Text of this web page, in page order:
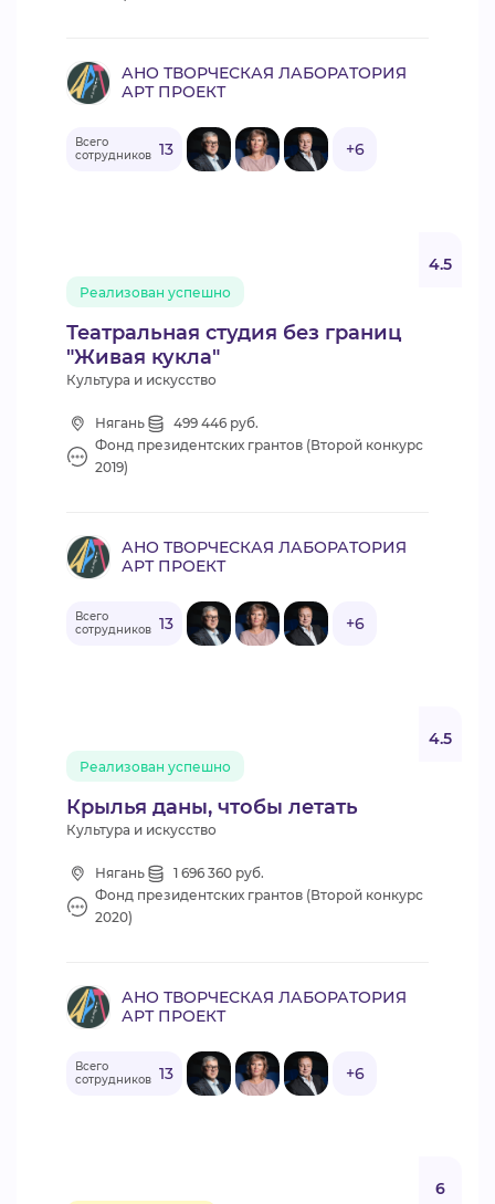
АНО ТВОРЧЕСКАЯ ЛАБОРАТОРИЯ
АРТ ПРОЕКТ
Всего
сотрудников 13 +6
Театральная студия без границ
"Живая кукла"
Реализован успешно
4.5
Культура и искусство
Нягань
499 446 руб.
Фонд президентских грантов (Второй конкурс
2019)
АНО ТВОРЧЕСКАЯ ЛАБОРАТОРИЯ
АРТ ПРОЕКТ
Всего
сотрудников 13 +6
Крылья даны, чтобы летать
Реализован успешно
4.5
Культура и искусство
Нягань
1 696 360 руб.
Фонд президентских грантов (Второй конкурс
2020)
АНО ТВОРЧЕСКАЯ ЛАБОРАТОРИЯ
АРТ ПРОЕКТ
Всего
сотрудников 13 +6
6